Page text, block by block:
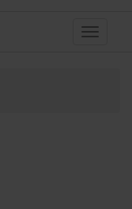
Toggle